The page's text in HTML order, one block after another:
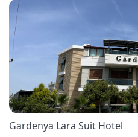
Gardenya Lara Suit Hotel